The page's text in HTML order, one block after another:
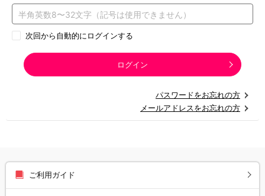
次回から自動的にログインする
ログイン
パスワードをお忘れの方
メールアドレスをお忘れの方
ご利用ガイド